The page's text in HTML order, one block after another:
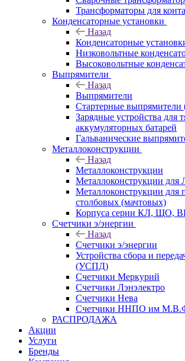
Трансформаторы для
Конденсаторные установки
Назад
Конденсаторные
Низковольтные
Высоковольтные
Выпрямители
Назад
Выпрямители
Стартерные
Зарядные устройства для
аккумуляторных батарей
Гальванические
Металлоконструкции
Назад
Металлоконструкции
Металлоконструкции
Металлоконструкции для
столбовых (мачтовых)
Корпуса серии КЛ, ЩО,
Счетчики э/энергии
Назад
Счетчики э/энергии
Устройства сбора и
(УСПД)
Счетчики Меркурий
Счетчики Лэнэлектро
Счетчики Нева
Счетчики ННПО им
РАСПРОДАЖА
Акции
Услуги
Бренды